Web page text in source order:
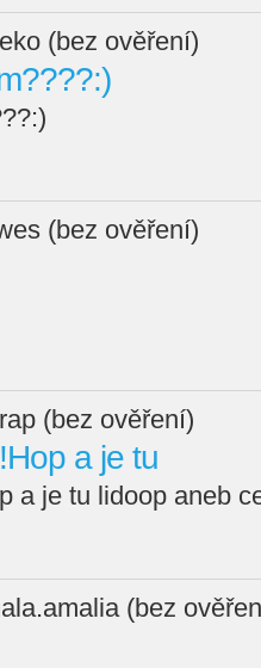
(bez ověření)
(bez ověření)
(bez ověření)
a je tu
a je tu lidoop aneb
(bez